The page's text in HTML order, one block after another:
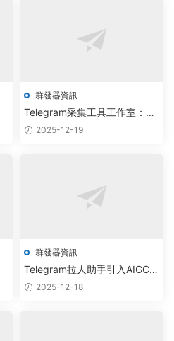
群發器資訊
Telegram采集工具工作室：AI
調度引擎驅動批量加群機器人
2025-12-19
群發器資訊
Telegram拉人助手引入AIGC智
能調度，社群運營效率提升
2025-12-18